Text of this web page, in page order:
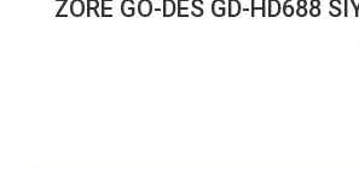
ZORE GO-DES GD-HD688